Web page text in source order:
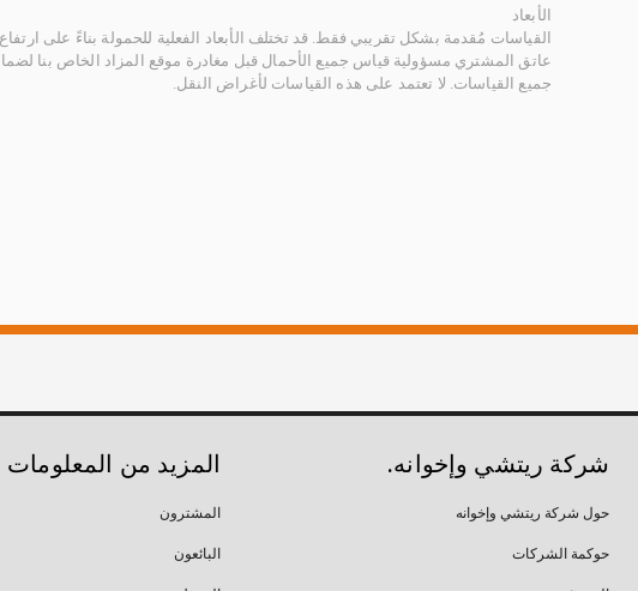
الأبعاد
القياسات مُقدمة بشكل تقريبي فقط. قد تختلف الأبعاد الفعلية للحمولة بناءً على
عاتق المشتري مسؤولية قياس جميع الأحمال قبل مغادرة موقع المزاد الخاص بنا
جميع القياسات. لا تعتمد على هذه القياسات لأغراض النقل.
شركة ريتشي وإخوانه.
حول شركة ريتشي وإخوانه
حوكمة الشركات
المزيد من المعلومات
المشترون
البائعون